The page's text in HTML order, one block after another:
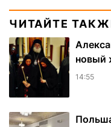
ЧИТАЙТЕ
новый
14:55